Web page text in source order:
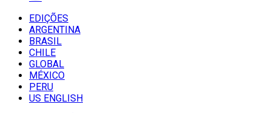
EDIÇÕES
ARGENTINA
BRASIL
CHILE
GLOBAL
MÉXICO
PERU
US ENGLISH